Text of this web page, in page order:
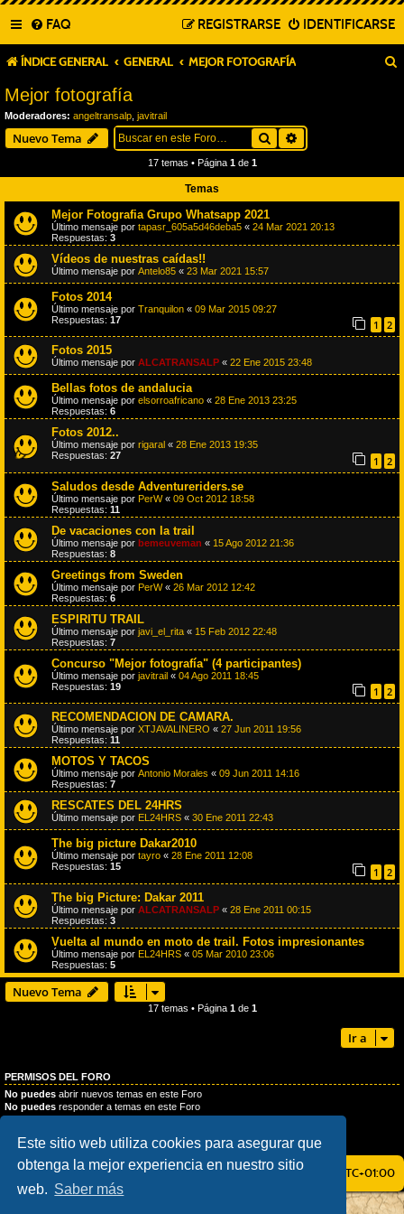
Este sitio web utiliza cookies para asegurar que
obtenga la mejor experiencia en nuestro sitio
web. Saber más
FAQ IDENTIFICARSE
REGISTRARSE
ÍNDICE GENERAL GENERAL MEJOR FOTOGRAFÍA
Mejor fotografía
Moderadores: angeltransalp javitrail
Nuevo Tema Buscar
17 temas • Página 1de 1
Temas
Mejor Fotografia Grupo Whatsapp 2021
Último mensaje por tapasr_605a5d46deba5 « 24 Mar 2021 20:13
Respuestas: 3
Vídeos de nuestras caídas!!
Último mensaje por Antelo85 « 23 Mar 2021 15:57
Fotos 2014
Último mensaje por Tranquilon « 09 Mar 2015 09:27
Respuestas: 17 1
2
Fotos 2015
Último mensaje por ALCATRANSALP « 22 Ene 2015 23:48
Bellas fotos de andalucia
Último mensaje por elsorroafricano « 28 Ene 2013 23:25
Respuestas: 6
Fotos 2012..
Último mensaje por rigaral « 28 Ene 2013 19:35
Respuestas: 27 1
2
Saludos desde Adventureriders.se
Último mensaje por PerW« 09 Oct 2012 18:58
Respuestas: 11
De vacaciones con la trail
Último mensaje por bemeuveman « 15 Ago 2012 21:36
Respuestas: 8
Greetings from Sweden
Último mensaje por PerW« 26 Mar 2012 12:42
Respuestas: 6
ESPIRITU TRAIL
Último mensaje por javi_el_rita « 15 Feb 2012 22:48
Respuestas: 7
Concurso "Mejor fotografía" (4 participantes)
Último mensaje por javitrail « 04 Ago 2011 18:45
Respuestas: 19 1
2
RECOMENDACION DE CAMARA.
Último mensaje por XTJAVALINERO « 27 Jun 2011 19:56
Respuestas: 11
MOTOS Y TACOS
Último mensaje por Antonio Morales « 09 Jun 2011 14:16
Respuestas: 7
RESCATES DEL 24HRS
Último mensaje por EL24HRS « 30 Ene 2011 22:43
The big picture Dakar2010
Último mensaje por tayro « 28 Ene 2011 12:08
Respuestas: 15 1
2
The big Picture: Dakar 2011
Último mensaje por ALCATRANSALP « 28 Ene 2011 00:15
Respuestas: 3
Vuelta al mundo en moto de trail. Fotos impresionantes
Último mensaje por EL24HRS « 05 Mar 2010 23:06
Respuestas: 5
Nuevo Tema
17 temas • Página 1de 1
Ir a
PERMISOS DEL FORO
No puedes abrir nuevos temas en este Foro
No puedes responder a temas en este Foro
No puedeseditar sus mensajes en este Foro
No puedesenviar adjuntos en este Foro
ÍNDICE GENERAL TODOS LOS HORARIOS SON UTC+01:00